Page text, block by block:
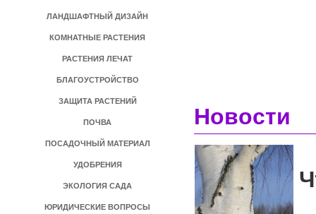
ЛАНДШАФТНЫЙ ДИЗАЙН
КОМНАТНЫЕ РАСТЕНИЯ
РАСТЕНИЯ ЛЕЧАТ
БЛАГОУСТРОЙСТВО
ЗАЩИТА РАСТЕНИЙ
ПОЧВА
ПОСАДОЧНЫЙ МАТЕРИАЛ
УДОБРЕНИЯ
ЭКОЛОГИЯ САДА
ЮРИДИЧЕСКИЕ ВОПРОСЫ
Новости